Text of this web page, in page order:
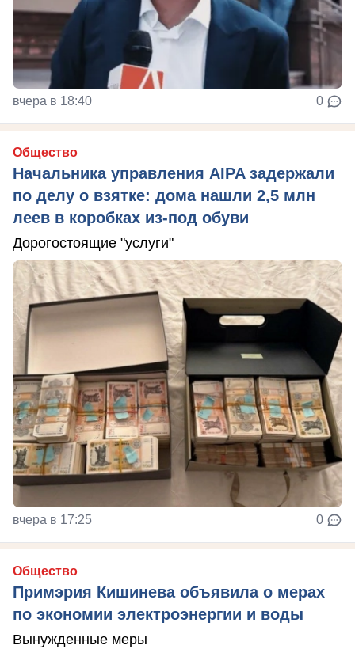
вчера в 18:40 0
Общество
Начальника управления AIPA задержали
по делу о взятке: дома нашли 2,5 млн
леев в коробках из-под обуви
Дорогостоящие "услуги"
вчера в 17:25 0
Общество
Примэрия Кишинева объявила о мерах
по экономии электроэнергии и воды
Вынужденные меры